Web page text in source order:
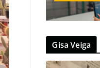
Gisa Veiga